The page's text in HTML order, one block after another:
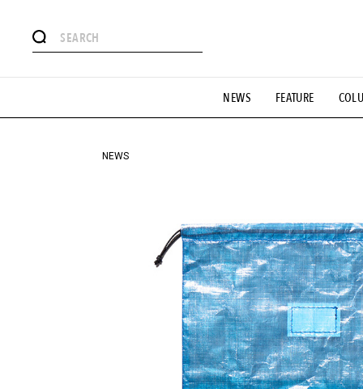
NEWS FEATURE
#憧れの逸品 #ESSENTIAL
#GH 銘品の所以 #フイナムのYouTube #Commune H
#HANDSOME HANDBOOK
NEWS